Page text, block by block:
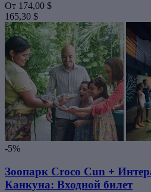
От 174,00 $
165,30 $
-5%
Зоопарк Croco Cun +
Канкуна: Входной билет